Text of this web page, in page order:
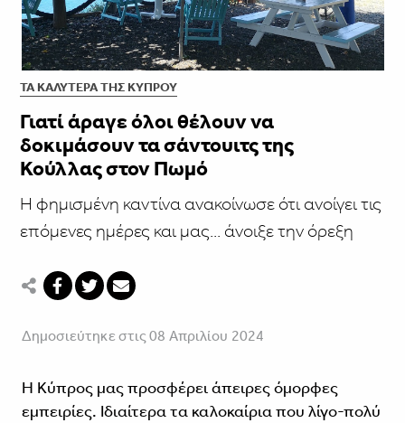
ΤΑ ΚΑΛΎΤΕΡΑ ΤΗΣ ΚΎΠΡΟΥ
Γιατί άραγε όλοι θέλουν να
δοκιμάσουν τα σάντουιτς της
Κούλλας στον Πωμό
Η φημισμένη καντίνα ανακοίνωσε ότι ανοίγει τις
επόμενες ημέρες και μας... άνοιξε την όρεξη
Δημοσιεύτηκε στις 08 Απριλίου 2024
Η Κύπρος μας προσφέρει άπειρες όμορφες
εμπειρίες. Ιδιαίτερα τα καλοκαίρια που λίγο-πολύ